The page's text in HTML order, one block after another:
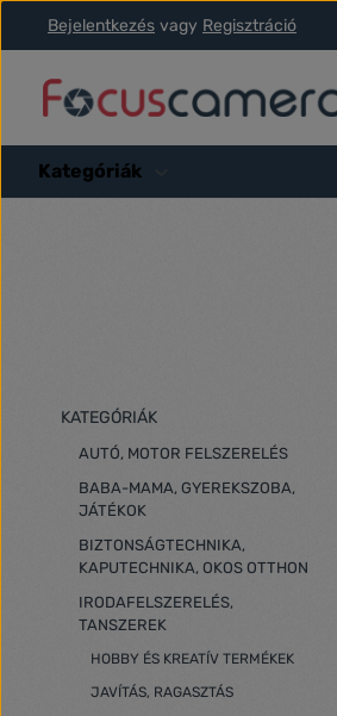
a fő tartalomra
Ugrás a kereséshez
Ugrás a fő navigációhoz
Bejelentkezés vagy Regisztráció
Kategóriák
KATEGÓRIÁK
AUTÓ, MOTOR FELSZERELÉS
BABA-MAMA, GYEREKSZOBA,
JÁTÉKOK
BIZTONSÁGTECHNIKA,
KAPUTECHNIKA, OKOS OTTHON
IRODAFELSZERELÉS,
TANSZEREK
HOBBY ÉS KREATÍV TERMÉKEK
JAVÍTÁS, RAGASZTÁS